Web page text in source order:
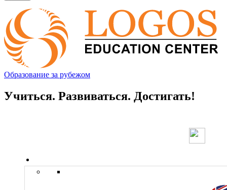
Образование за рубежом
Учиться. Развиваться. Достигать!